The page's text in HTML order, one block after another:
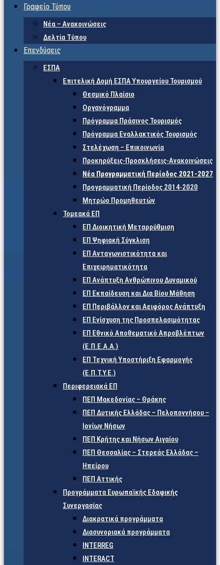
Γραφείο Τύπου
Νέα – Ανακοινώσεις
Δελτία Τύπου
Επενδύσεις
ΕΣΠΑ
Επιτελική Δομή ΕΣΠΑ Υπουργείου Τουρισμού
Θεσμικό Πλαίσιο
Οργανόγραμμα
Πρόγραμμα Πράσινος Τουρισμός
Πρόγραμμα Εναλλακτικός Τουρισμός
Στελέχωση – Επικοινωνία
Προκηρύξεις-Προσκλήσεις-Ανακοινώσεις
Νέα Προγραμματική Περίοδος 2021-2027
Προγραμματική Περίοδος 2014-2020
Μητρώο Προμηθευτών
Τομεακά ΕΠ
ΕΠ Διοικητική Μεταρρύθμιση
ΕΠ Ψηφιακή Σύγκλιση
ΕΠ Ανταγωνιστικότητα και
Επιχειρηματικότητα
ΕΠ Ανάπτυξη Ανθρώπινου Δυναμικού
ΕΠ Εκπαίδευση και Δια Βίου Μάθηση
ΕΠ Περιβάλλον και Αειφόρος Ανάπτυξη
ΕΠ Ενίσχυση της Προσπελασιμότητας
ΕΠ Εθνικό Αποθεματικό Απροβλέπτων
(Ε.Π.Ε.Α.Α.)
ΕΠ Τεχνική Υποστήριξη Εφαρμογής
(Ε.Π.Τ.Υ.Ε.)
Περιφερειακά ΕΠ
ΠΕΠ Μακεδονίας – Θράκης
ΠΕΠ Δυτικής Ελλάδας – Πελοποννήσου –
Ιονίων Νήσων
ΠΕΠ Κρήτης και Νήσων Αιγαίου
ΠΕΠ Θεσσαλίας – Στερεάς Ελλάδας –
Ηπείρου
ΠΕΠ Αττικής
Προγράμματα Ευρωπαϊκής Εδαφικής
Συνεργασίας
Διακρατικά προγράμματα
Διασυνοριακά προγράμματα
INTERREG
INTERACT